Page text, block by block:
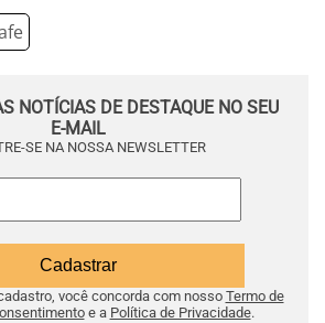
NOTÍCIAS DE DESTAQUE NO SEU
E-MAIL
SE NA NOSSA NEWSLETTER
você concorda com nosso Termo de
e a Política de Privacidade.